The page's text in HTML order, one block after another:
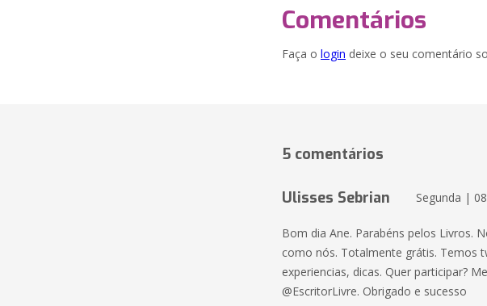
Comentários
Faça o login deixe o seu comentário
5 comentários
Ulisses Sebrian Segunda |
Bom dia Ane. Parabéns pelos Livros.
como nós. Totalmente grátis. Temos
experiencias, dicas. Quer participar?
@EscritorLivre. Obrigado e sucesso